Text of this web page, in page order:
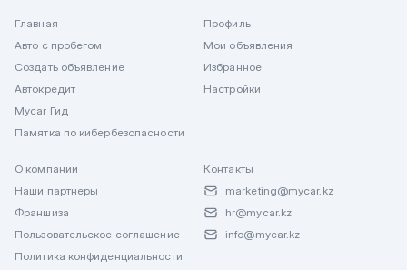
Главная
Авто с пробегом
Создать объявление
Автокредит
Mycar Гид
Памятка по кибербезопасности
Профиль
Мои объявления
Избранное
Настройки
О компании
Наши партнеры
Франшиза
Пользовательское соглашение
Политика конфиденциальности
Контакты
marketing@mycar.kz
hr@mycar.kz
info@mycar.kz